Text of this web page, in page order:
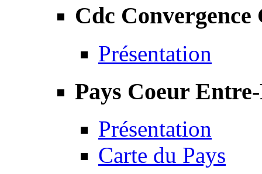
Cdc Convergence
Présentation
Pays Coeur
Présentation
Carte du Pays